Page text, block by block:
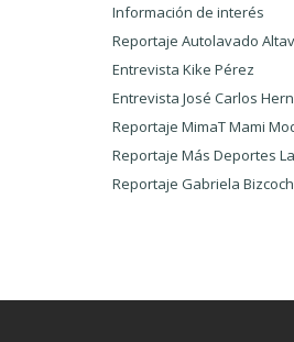
Información de interés
Reportaje Autolavado
Entrevista Kike Pérez
Entrevista José Carlos
Reportaje MimaT Mami
Reportaje Más Deportes
Reportaje Gabriela